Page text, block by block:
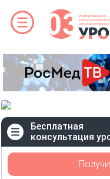
Бесплатная
консультация